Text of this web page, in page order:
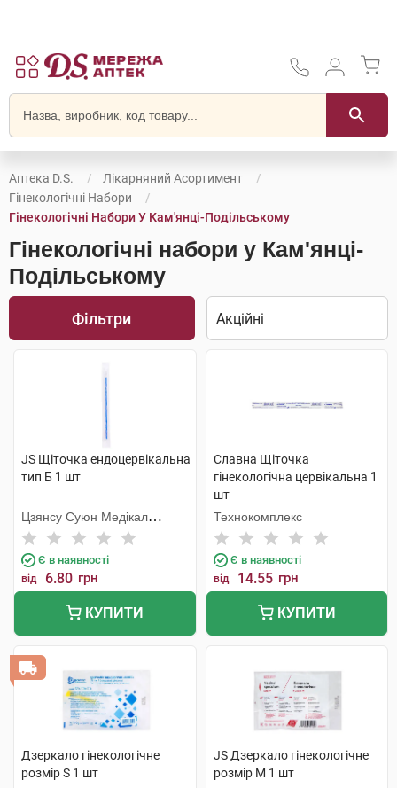
Аптека D.S.
Лікарняний Асортимент
Гінекологічні Набори
Гінекологічні Набори У Кам'янці-Подільському
Гінекологічні набори у Кам'янці-
Подільському
Фільтри
JS Щіточка ендоцервікальна
тип Б 1 шт
Цзянсу Суюн Медікал
Метіріалс
Є в наявності
від 6.80 грн
КУПИТИ
Славна Щіточка
гінекологічна цервікальна 1
шт
Технокомплекс
Є в наявності
від 14.55 грн
КУПИТИ
Дзеркало гінекологічне
розмір S 1 шт
JS Дзеркало гінекологічне
розмір M 1 шт